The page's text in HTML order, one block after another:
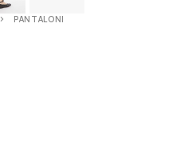
PANTALONI